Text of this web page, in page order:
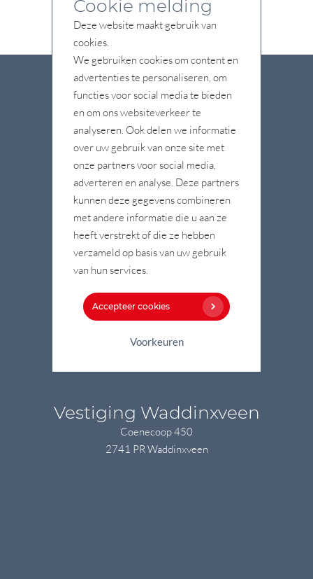
Vestiging Veenendaal
Turbinestraat 13A
3903 LV Veenendaal
Vestiging Waddinxveen
Coenecoop 450
2741 PR Waddinxveen
Cookie melding
Deze website maakt gebruik van
cookies.
We gebruiken cookies om content en
advertenties te personaliseren, om
functies voor social media te bieden
en om ons websiteverkeer te
analyseren. Ook delen we informatie
over uw gebruik van onze site met
onze partners voor social media,
adverteren en analyse. Deze partners
kunnen deze gegevens combineren
met andere informatie die u aan ze
heeft verstrekt of die ze hebben
verzameld op basis van uw gebruik
van hun services.
Accepteer cookies
Voorkeuren